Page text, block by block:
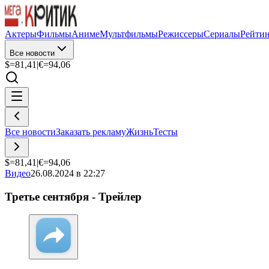
АктерыФильмыАнимеМультфильмыРежиссерыСериалы
Все новости
$=81,41 |€=94,06
Все новостиЗаказать рекламуЖизньТесты
$=81,41 |€=94,06
Видео26.08.2024 в 22:27
Третье сентября - Трейлер